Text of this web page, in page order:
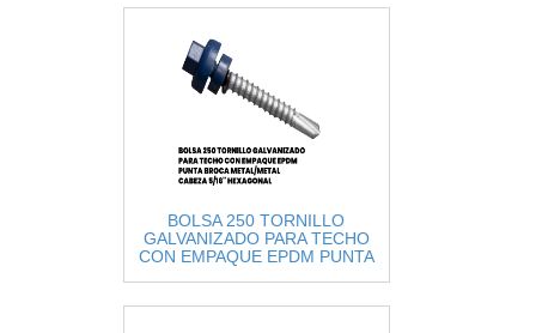
BOLSA 250 TORNILLO
GALVANIZADO PARA TECHO
CON EMPAQUE EPDM PUNTA